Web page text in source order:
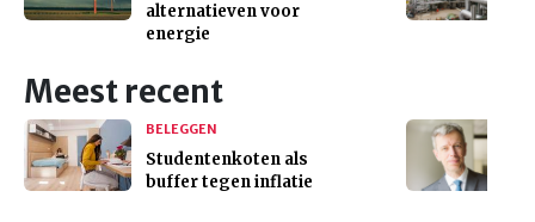
alternatieven voor
energie
Meest recent
BELEGGEN
Studentenkoten als
buffer tegen inflatie